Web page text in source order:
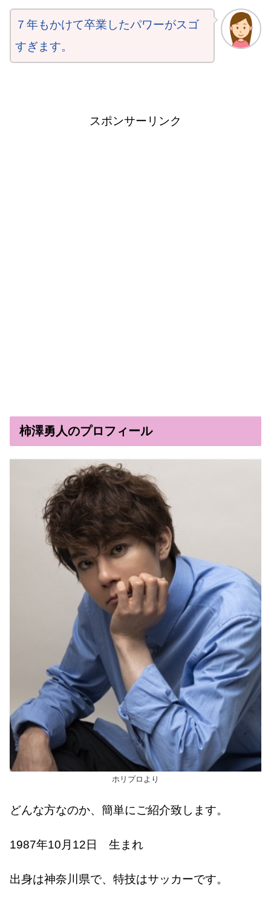
７年もかけて卒業したパワーがスゴ
すぎます。
スポンサーリンク
柿澤勇人のプロフィール
ホリプロより
どんな方なのか、簡単にご紹介致します。
1987年10月12日 生まれ
出身は神奈川県で、特技はサッカーです。